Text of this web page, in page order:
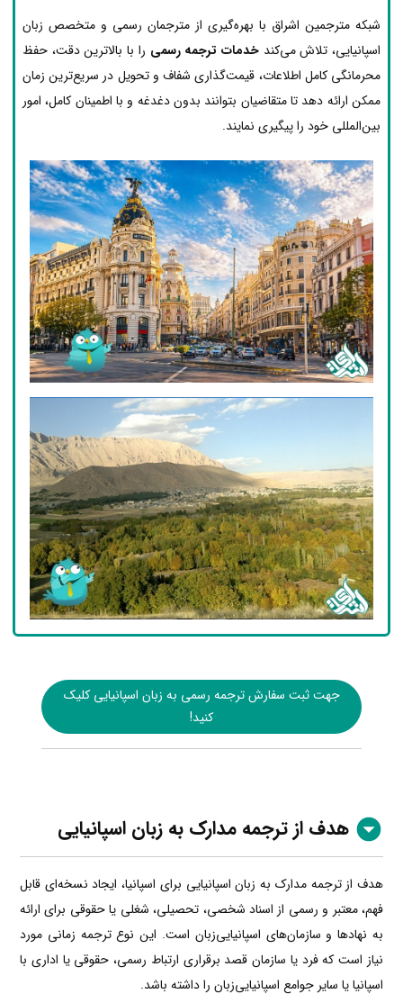
شبکه مترجمین اشراق با بهره‌گیری از مترجمان رسمی و متخصص زبان
اسپانیایی، تلاش می‌کندخدمات ترجمه رسمی را با بالاترین دقت، حفظ
محرمانگی کامل اطلاعات، قیمت‌گذاری شفاف و تحویل در سریع‌ترین زمان
ممکن ارائه دهد تا متقاضیان بتوانند بدون دغدغه و با اطمینان کامل، امور
بین‌المللی خود را پیگیری نمایند.
جهت ثبت سفارش ترجمه رسمی به زبان اسپانیایی کلیک
کنید!
هدف از ترجمه مدارک به زبان اسپانیایی
هدف از ترجمه مدارک به زبان اسپانیایی برای اسپانیا، ایجاد نسخه‌ای قابل
فهم، معتبر و رسمی از اسناد شخصی، تحصیلی، شغلی یا حقوقی برای ارائه
به نهادها و سازمان‌های اسپانیایی‌زبان است. این نوع ترجمه زمانی مورد
نیاز است که فرد یا سازمان قصد برقراری ارتباط رسمی، حقوقی یا اداری با
اسپانیا یا سایر جوامع اسپانیایی‌زبان را داشته باشد.